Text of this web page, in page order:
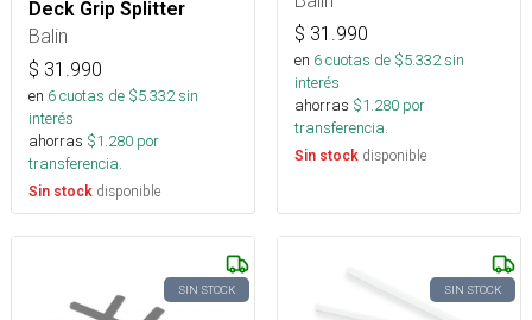
Deck Grip Splitter
Balin
$ 31.990
en 6cuotas de $5.332sin
interés
ahorras $1.280 por
transferencia.
Sin stock disponible
$ 31.990
en 6cuotas de $5.332sin
interés
ahorras $1.280 por
transferencia.
Sin stock disponible
SIN STOCK SIN STOCK